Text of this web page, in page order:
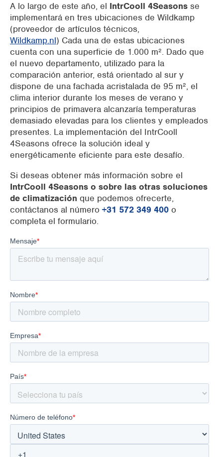
A lo largo de este año, el IntrCooll 4Seasons se
implementará en tres ubicaciones de Wildkamp
(proveedor de artículos técnicos,
Wildkamp.nl) Cada una de estas ubicaciones
cuenta con una superficie de 1.000 m². Dado que
el nuevo departamento, utilizado para la
comparación anterior, está orientado al sur y
dispone de una fachada acristalada de 95 m², el
clima interior durante los meses de verano y
principios de primavera alcanzaría temperaturas
demasiado elevadas para los clientes y empleados
presentes. La implementación del IntrCooll
4Seasons ofrece la solución ideal y
energéticamente eficiente para este desafío.
Si deseas obtener más información sobre el
IntrCooll 4Seasons o sobre las otras soluciones
de climatización que podemos ofrecerte,
contáctanos al número +31 572 349 400 o
completa el formulario.